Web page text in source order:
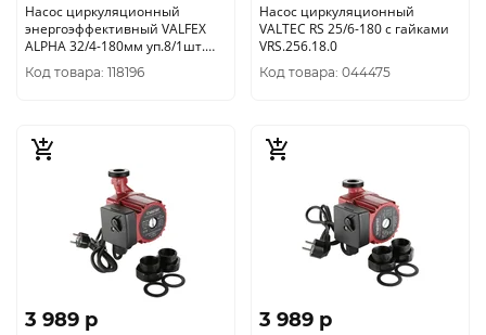
Насос циркуляционный
энергоэффективный VALFEX
ALPHA 32/4-180мм уп.8/1шт.
АКЦИЯ
Код товара: 118196
Насос циркуляционный
VALTEC RS 25/6-180 с гайками
VRS.256.18.0
Код товара: 044475
3 989 p 3 989 p